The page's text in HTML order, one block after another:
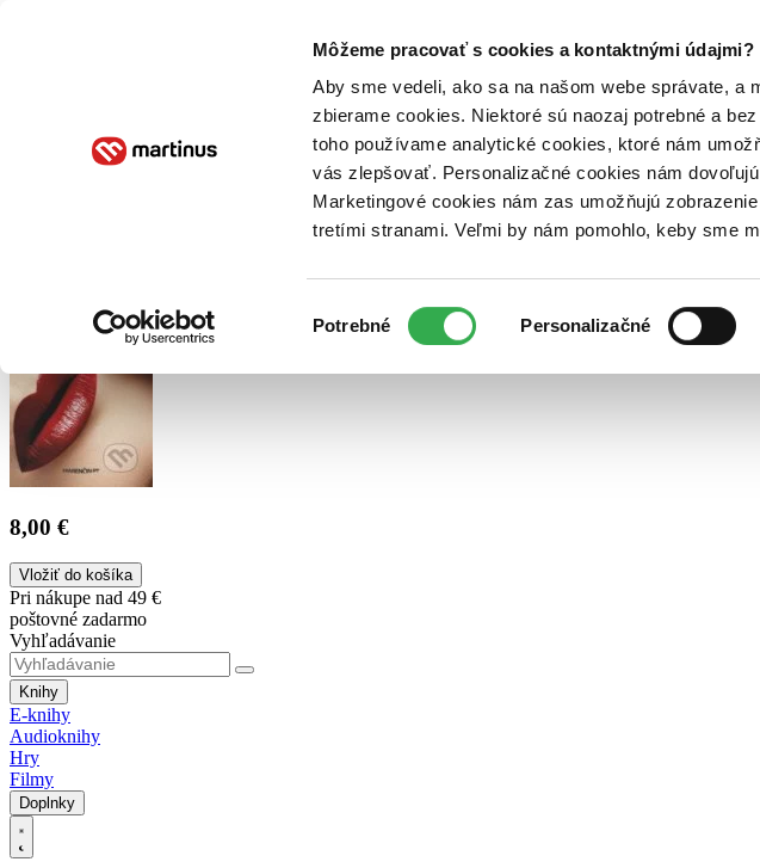
Môžeme pracovať s cookies a kontaktnými údajmi?
Aby sme vedeli, ako sa na našom webe správate, a
zbierame cookies. Niektoré sú naozaj potrebné a
toho používame analytické cookies, ktoré nám
vás zlepšovať. Personalizačné cookies nám
Marketingové cookies nám zas umožňujú
tretími stranami. Veľmi by nám pomohlo, keby sme
súhlasu
Potrebné Personalizačné
Poukážky Kontakt
8,00 €
Vložiť do košíka
Pri nákupe nad 49 €
poštovné zadarmo
Vyhľadávanie
Knihy
E-knihy
Audioknihy
Hry
Filmy
Doplnky